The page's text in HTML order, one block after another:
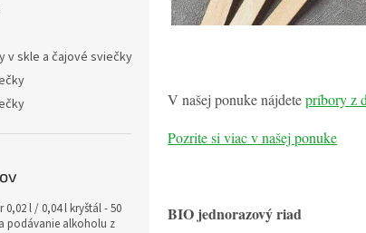
v skle a čajové sviečky
0,02 l / 0,04 l kryštál - 50
podávanie alkoholu z
V našej ponuke nájdetepríbory z
Pozrite si viac v našej ponuke
BIO jednorazový riad